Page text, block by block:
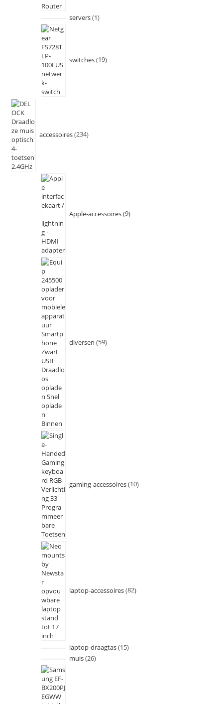
servers 1
switches 19
accessoires 234
Apple-accessoires 9
diversen 59
gaming-accessoires 10
laptop-accessoires 82
laptop-draagtas 15
muis 26